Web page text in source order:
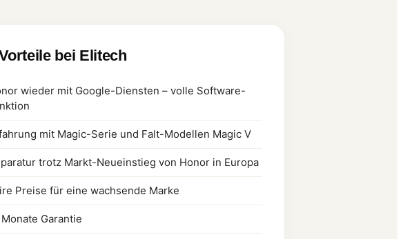
bei Elitech
wieder mit Google-Diensten – volle Software-
mit Magic-Serie und Falt-Modellen Magic V
trotz Markt-Neueinstieg von Honor in Europa
Preise für eine wachsende Marke
Monate Garantie